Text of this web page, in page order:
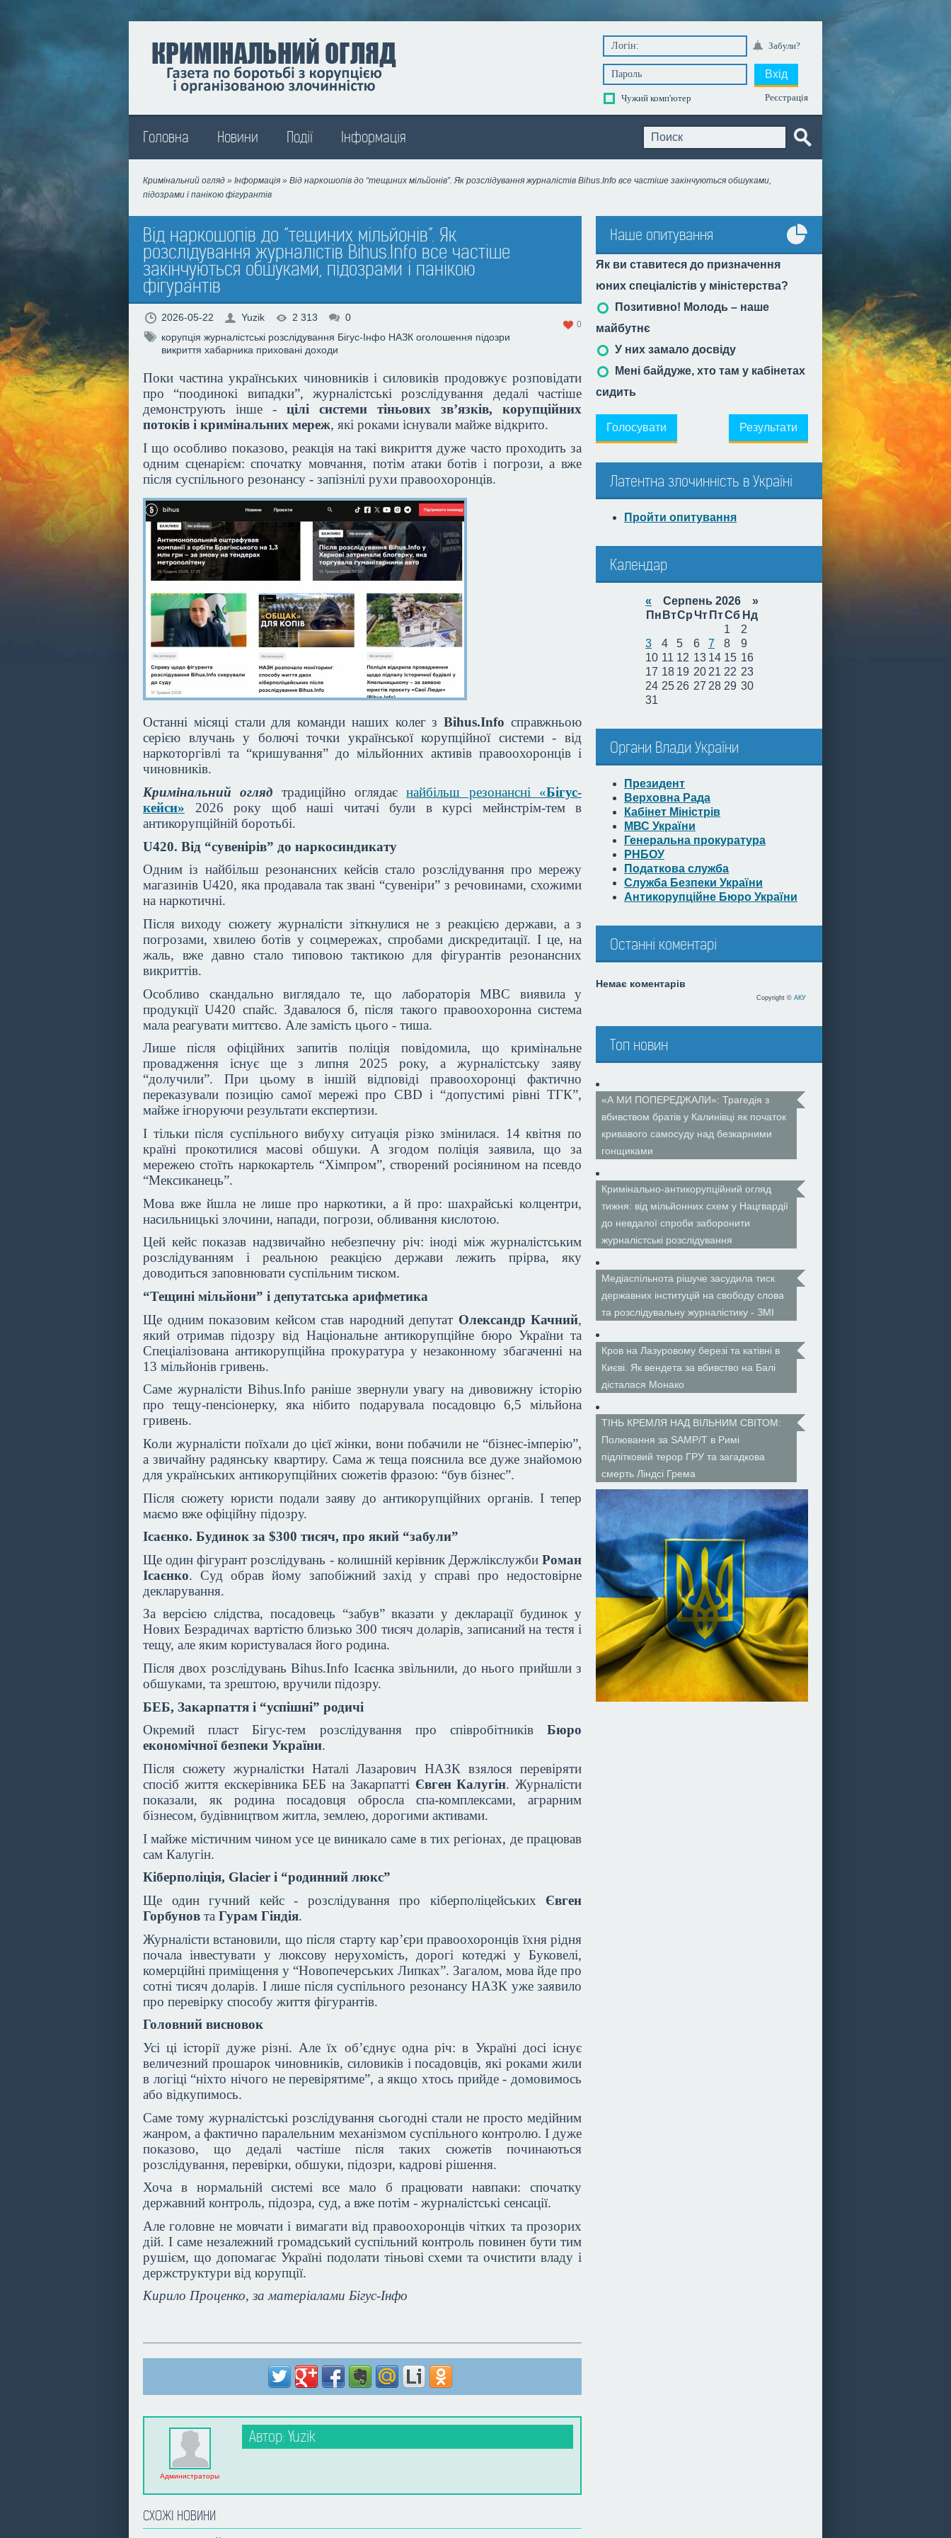
Забули?
Вхід
Чужий комп'ютер Реєстрація
Головна Новини Події Інформація
Кримінальний огляд » Інформація » Від наркошопів до “тещиних мільйонів”. Як розслідування журналістів Bihus.Info все частіше закінчуються обшуками,
підозрами і панікою фігурантів
Від наркошопів до “тещиних мільйонів”. Як
розслідування журналістів Bihus.Info все частіше
закінчуються обшуками, підозрами і панікою
фігурантів
2026-05-22 Yuzik 2 313 0
0
корупція журналістські розслідування Бігус-Інфо НАЗК оголошення підозри
викриття хабарника приховані доходи
Поки частина українських чиновників і силовиків продовжує розповідати
про “поодинокі випадки”, журналістські розслідування дедалі частіше
демонструють інше - цілі системи тіньових зв’язків, корупційних
потоків і кримінальних мереж, які роками існували майже відкрито.
І що особливо показово, реакція на такі викриття дуже часто проходить за
одним сценарієм: спочатку мовчання, потім атаки ботів і погрози, а вже
після суспільного резонансу - запізнілі рухи правоохоронців.
Останні місяці стали для команди наших колег зBihus.Info справжньою
серією влучань у болючі точки української корупційної системи - від
наркоторгівлі та “кришування” до мільйонних активів правоохоронців і
чиновників.
Кримінальний огляд традиційно оглядаєнайбільш резонансні «Бігус-
кейси» 2026 року щоб наші читачі були в курсі мейнстрім-тем в
антикорупційній боротьбі.
U420. Від “сувенірів” до наркосиндикату
Одним із найбільш резонансних кейсів стало розслідування про мережу
магазинів U420, яка продавала так звані “сувеніри” з речовинами, схожими
на наркотичні.
Після виходу сюжету журналісти зіткнулися не з реакцією держави, а з
погрозами, хвилею ботів у соцмережах, спробами дискредитації. І це, на
жаль, вже давно стало типовою тактикою для фігурантів резонансних
викриттів.
Особливо скандально виглядало те, що лабораторія МВС виявила у
продукції U420 спайс. Здавалося б, після такого правоохоронна система
мала реагувати миттєво. Але замість цього - тиша.
Лише після офіційних запитів поліція повідомила, що кримінальне
провадження існує ще з липня 2025 року, а журналістську заяву
“долучили”. При цьому в іншій відповіді правоохоронці фактично
переказували позицію самої мережі про CBD і “допустимі рівні ТГК”,
майже ігноруючи результати експертизи.
І тільки після суспільного вибуху ситуація різко змінилася. 14 квітня по
країні прокотилися масові обшуки. А згодом поліція заявила, що за
мережею стоїть наркокартель “Хімпром”, створений росіянином на псевдо
“Мексиканець”.
Мова вже йшла не лише про наркотики, а й про: шахрайські колцентри,
насильницькі злочини, напади, погрози, обливання кислотою.
Цей кейс показав надзвичайно небезпечну річ: іноді між журналістським
розслідуванням і реальною реакцією держави лежить прірва, яку
доводиться заповнювати суспільним тиском.
“Тещині мільйони” і депутатська арифметика
Ще одним показовим кейсом став народний депутат Олександр Качний,
який отримав підозру від Національне антикорупційне бюро України та
Спеціалізована антикорупційна прокуратура у незаконному збагаченні на
13 мільйонів гривень.
Саме журналісти Bihus.Info раніше звернули увагу на дивовижну історію
про тещу-пенсіонерку, яка нібито подарувала посадовцю 6,5 мільйона
гривень.
Коли журналісти поїхали до цієї жінки, вони побачили не “бізнес-імперію”,
а звичайну радянську квартиру. Сама ж теща пояснила все дуже знайомою
для українських антикорупційних сюжетів фразою: “був бізнес”.
Після сюжету юристи подали заяву до антикорупційних органів. І тепер
маємо вже офіційну підозру.
Ісаєнко. Будинок за $300 тисяч, про який “забули”
Ще один фігурант розслідувань - колишній керівник Держлікслужби Роман
Ісаєнко. Суд обрав йому запобіжний захід у справі про недостовірне
декларування.
За версією слідства, посадовець “забув” вказати у декларації будинок у
Нових Безрадичах вартістю близько 300 тисяч доларів, записаний на тестя і
тещу, але яким користувалася його родина.
Після двох розслідувань Bihus.Info Ісаєнка звільнили, до нього прийшли з
обшуками, та зрештою, вручили підозру.
БЕБ, Закарпаття і “успішні” родичі
Окремий пласт Бігус-тем розслідування про співробітників Бюро
економічної безпеки України.
Після сюжету журналістки Наталі Лазарович НАЗК взялося перевіряти
спосіб життя екскерівника БЕБ на Закарпатті Євген Калугін. Журналісти
показали, як родина посадовця обросла спа-комплексами, аграрним
бізнесом, будівництвом житла, землею, дорогими активами.
І майже містичним чином усе це виникало саме в тих регіонах, де працював
сам Калугін.
Кіберполіція, Glacier і “родинний люкс”
Ще один гучний кейс - розслідування про кіберполіцейських Євген
Горбунов та Гурам Гіндія.
Журналісти встановили, що після старту кар’єри правоохоронців їхня рідня
почала інвестувати у люксову нерухомість, дорогі котеджі у Буковелі,
комерційні приміщення у “Новопечерських Липках”. Загалом, мова йде про
сотні тисяч доларів. І лише після суспільного резонансу НАЗК уже заявило
про перевірку способу життя фігурантів.
Головний висновок
Усі ці історії дуже різні. Але їх об’єднує одна річ: в Україні досі існує
величезний прошарок чиновників, силовиків і посадовців, які роками жили
в логіці “ніхто нічого не перевірятиме”, а якщо хтось прийде - домовимось
або відкупимось.
Саме тому журналістські розслідування сьогодні стали не просто медійним
жанром, а фактично паралельним механізмом суспільного контролю. І дуже
показово, що дедалі частіше після таких сюжетів починаються
розслідування, перевірки, обшуки, підозри, кадрові рішення.
Хоча в нормальній системі все мало б працювати навпаки: спочатку
державний контроль, підозра, суд, а вже потім - журналістські сенсації.
Але головне не мовчати і вимагати від правоохоронців чітких та прозорих
дій. І саме незалежний громадський суспільний контроль повинен бути тим
рушієм, що допомагає Україні подолати тіньові схеми та очистити владу і
держструктури від корупції.
Кирило Проценко, за матеріалами Бігус-Інфо
Администраторы
Автор: Yuzik
СХОЖІ НОВИНИ
Наше опитування
Усі
опитування
Як ви ставитеся до призначення
юних спеціалістів у міністерства?
Позитивно! Молодь – наше
майбутнє
У них замало досвіду
Мені байдуже, хто там у кабінетах
сидить
Голосувати Результати
Латентна злочинність в Україні
Пройти опитування
Календар
« Серпень 2026 »
Пн ВтСрЧт ПтСб Нд
1
2
3
4 5 6 7 8
9
10 11 12 13 14 15 16
17 18 19 20 21 22 23
24 25 26 27 28 29 30
31
Органи Влади України
Президент
Верховна Рада
Кабінет Міністрів
МВС України
Генеральна прокуратура
РНБОУ
Податкова служба
Служба Безпеки України
Антикорупційне Бюро України
Останні коментарі
Немає коментарів
Copyright © АКУ
Топ новин
«А МИ ПОПЕРЕДЖАЛИ»: Трагедія з
вбивством братів у Калинівці як початок
кривавого самосуду над безкарними
гонщиками
Кримінально-антикорупційний огляд
тижня: від мільйонних схем у Нацгвардії
до невдалої спроби заборонити
журналістські розслідування
Медіаспільнота рішуче засудила тиск
державних інституцій на свободу слова
та розслідувальну журналістику - ЗМІ
Кров на Лазуровому березі та катівні в
Києві. Як вендета за вбивство на Балі
дісталася Монако
ТІНЬ КРЕМЛЯ НАД ВІЛЬНИМ СВІТОМ:
Полювання за SAMP/T в Римі
підлітковий терор ГРУ та загадкова
смерть Ліндсі Грема